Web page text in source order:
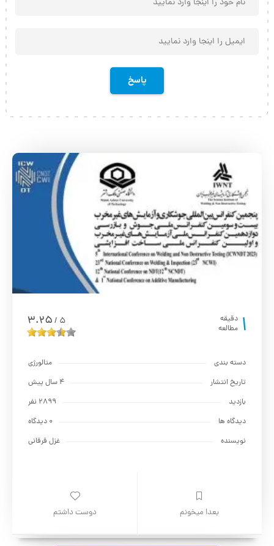
1 دقیقه
مطالعه
5
/
3.25
دسته بندی
متالورژي
تاریخ انتشار
4 سال پیش
بازدید
2899 نفر
دیدگاه ها
0 دیدگاه
نویسنده
غزل قرقانی
بعدا میخونم دوست داشتم